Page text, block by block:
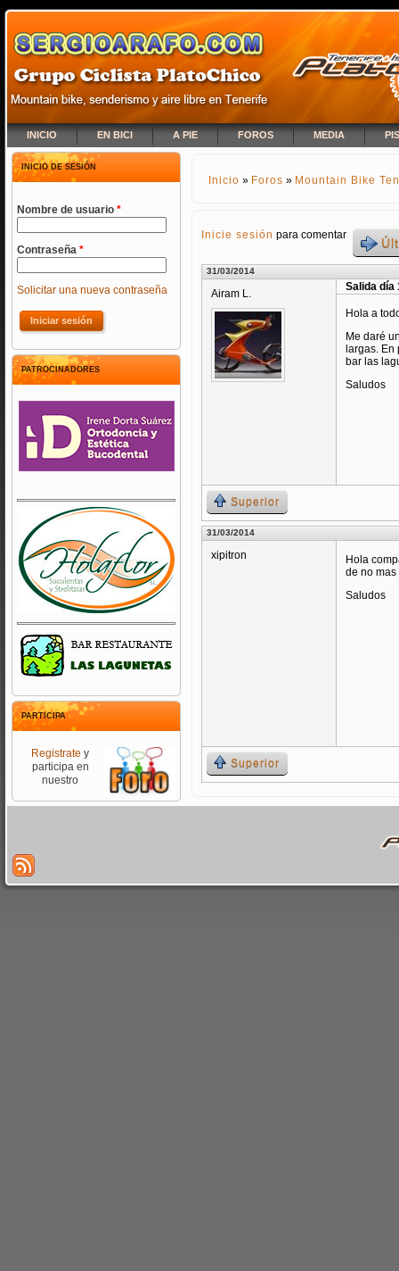
INICIO EN BICI A PIE FOROS MEDIA
INICIO DE SESIÓN
Nombre de usuario *
Contraseña *
Solicitar una nueva contraseña
PATROCINADORES
PARTICIPA
Registrate y
participa en
nuestro
SE ENCUENTRA USTED
Inicio » Foros » Mountain Bike
Inicie sesión para comentar
31/03/2014
Airam L.
Salida día
Hola a
Me daré
largas.
bar las
Saludos
Superior
31/03/2014
xipitron
Hola
de no
Saludos
Superior